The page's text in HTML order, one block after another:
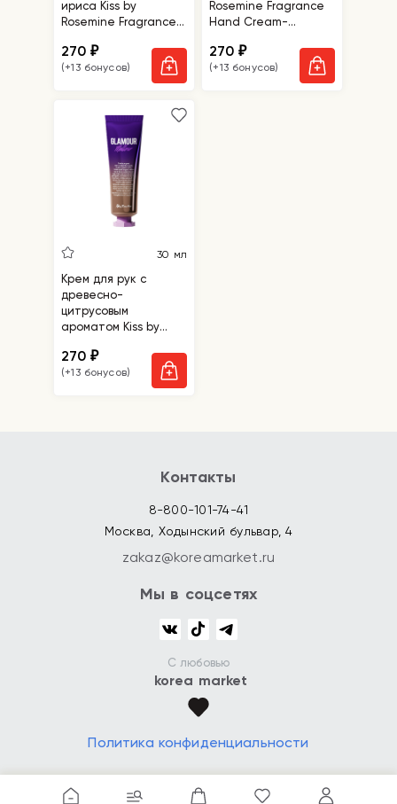
ириса Kiss by
Rosemine Fragrance
Fresh Forever
270₽
(+13 бонусов)
Rosemine Fragrance
Hand Cream-
270₽
(+13 бонусов)
30 мл
Крем для рук с
древесно-
цитрусовым
ароматом Kiss by
Hand Cream-
Glamour Mellow
270₽
(+13 бонусов)
Контакты
8-800-101-74-41
Москва, Ходынский бульвар, 4
zakaz@koreamarket.ru
Мы в соцсетях
С любовью
korea market
Политика конфиденциальности